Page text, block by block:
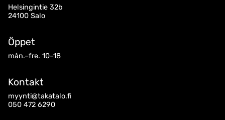
Helsingintie 32b
24100 Salo
Öppet
mån.–fre. 10–18
Kontakt
myynti@takatalo.fi
050 472 6290